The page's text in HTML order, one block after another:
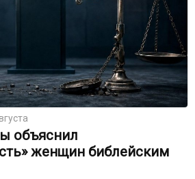
объяснил
женщин библейским